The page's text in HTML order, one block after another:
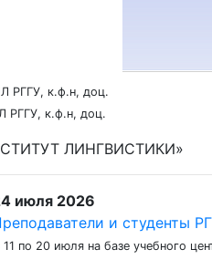
РГГУ, к.ф.н, доц.
РГГУ, к.ф.н, доц.
ЛИНГВИСТИКИ»
июля 2026
и студенты
11 по 20 июля на базе учебного